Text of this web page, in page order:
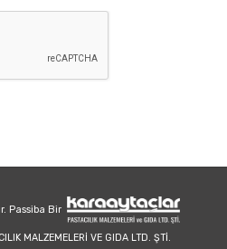
Passiba Bir
MALZEMELERİ VE GIDA LTD. ŞTİ.